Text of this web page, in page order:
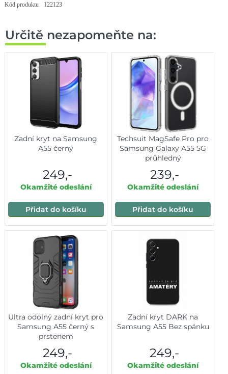
Kód produktu 122123
Určitě nezapomeňte na:
Zadní kryt na Samsung
A55 černý
249,-
Okamžité odeslání
Přidat do košíku
Techsuit MagSafe Pro pro
Samsung Galaxy A55 5G
průhledný
239,-
Okamžité odeslání
Přidat do košíku
Ultra odolný zadní kryt pro
Samsung A55 černý s
prstenem
249,-
Okamžité odeslání
Zadní kryt DARK na
Samsung A55 Bez spánku
249,-
Okamžité odeslání